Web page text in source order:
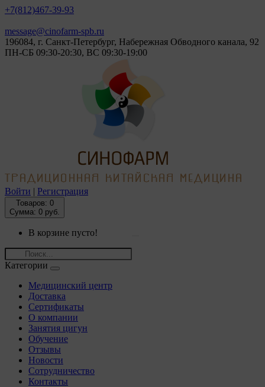
+7(812)467-39-93
message@cinofarm-spb.ru
196084, г. Санкт-Петербург, Набережная Обводного канала, 92
ПН-СБ 09:30-20:30, ВС 09:30-19:00
Войти | Регистрация
Товаров: 0
Сумма: 0 руб.
В корзине пусто!
Категории
Медицинский центр
Доставка
Сертификаты
О компании
Занятия цигун
Обучение
Отзывы
Новости
Сотрудничество
Контакты